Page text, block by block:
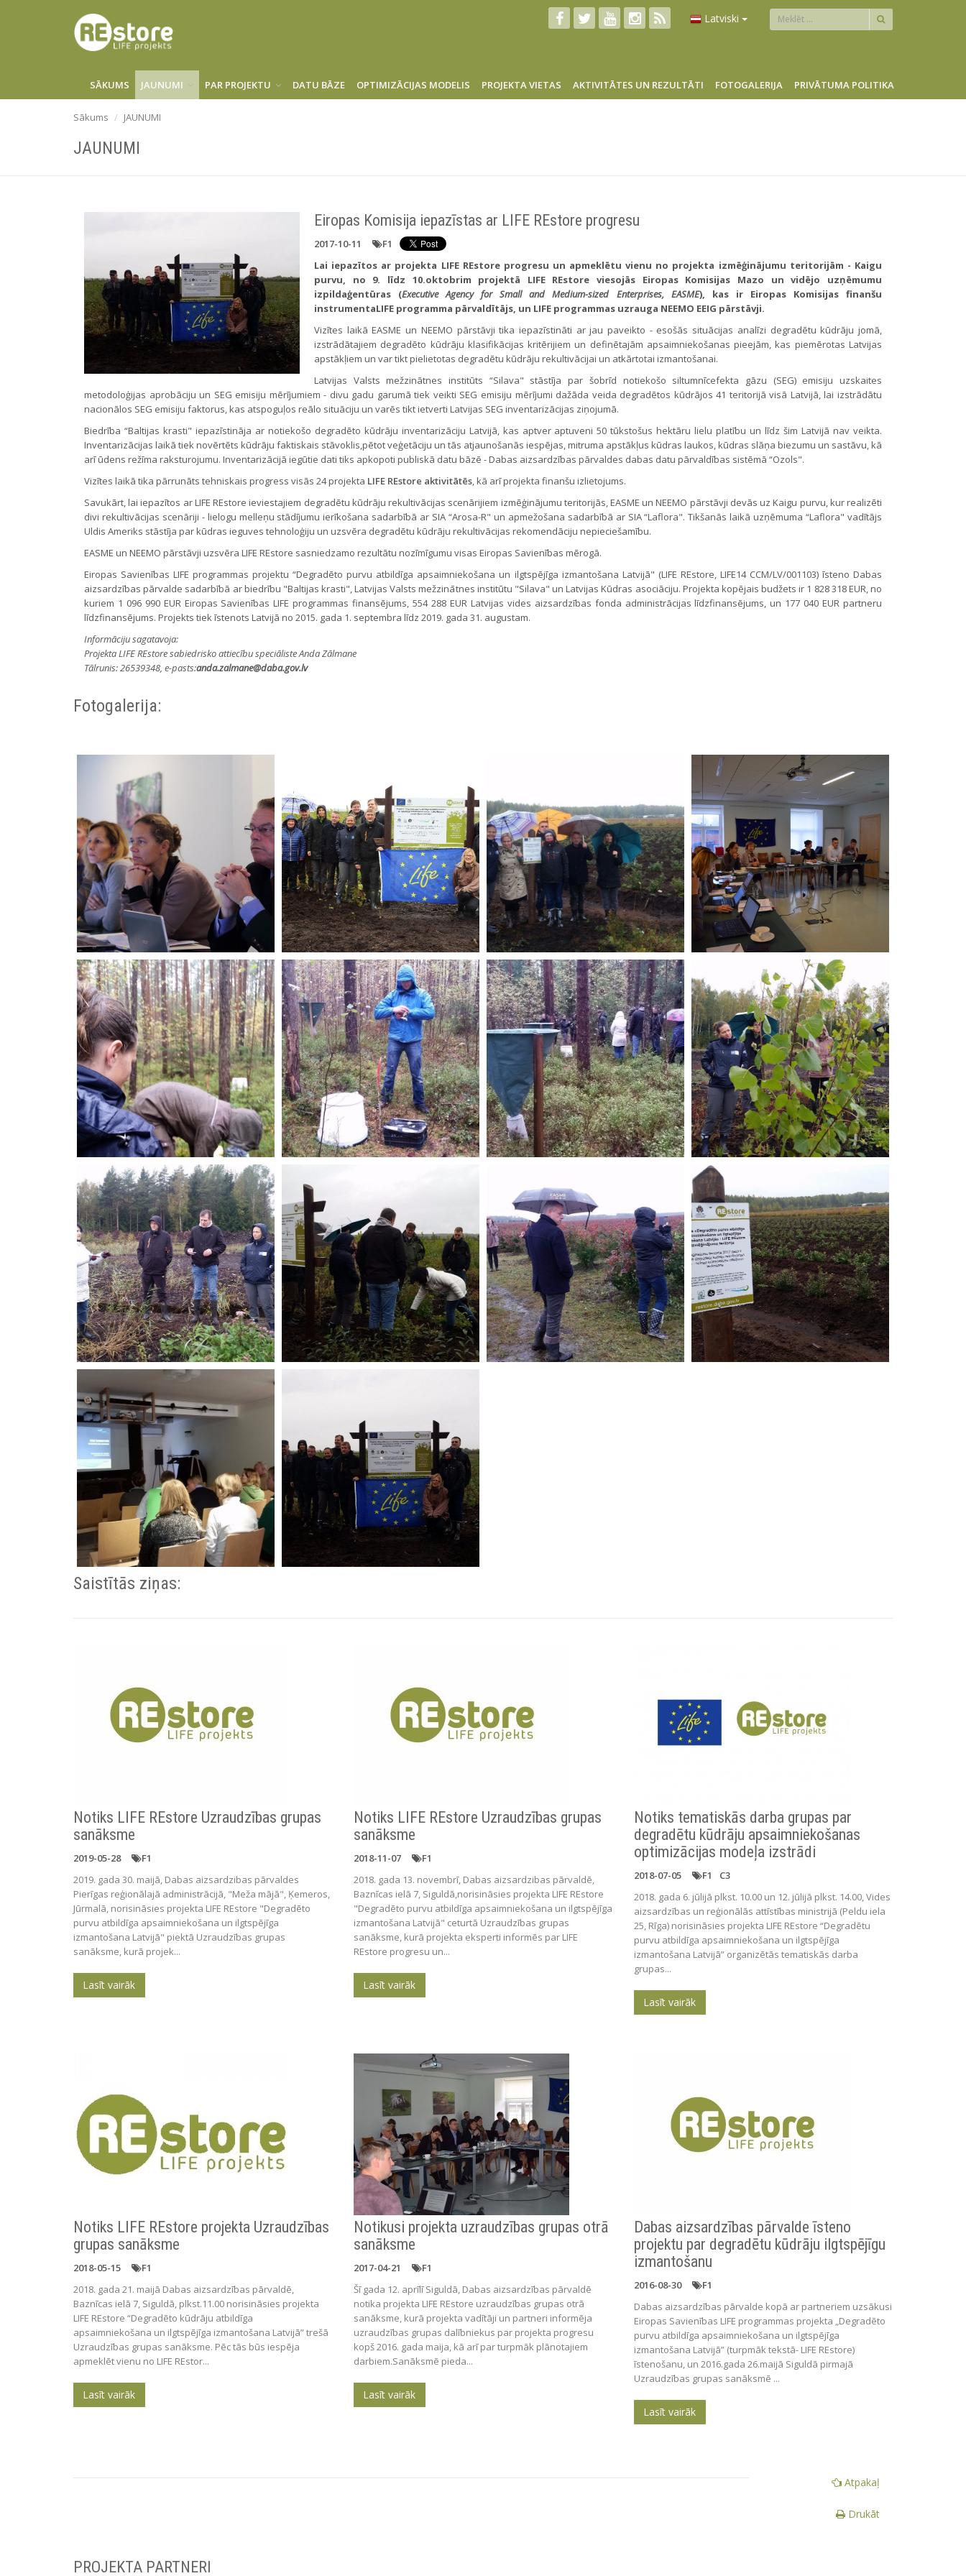
Latviski
SĀKUMS JAUNUMI PAR PROJEKTU DATU BĀZE OPTIMIZĀCIJAS MODELIS PROJEKTA VIETAS AKTIVITĀTES UN REZULTĀTI FOTOGALERIJA PRIVĀTUMA POLITIKA
Sākums JAUNUMI
JAUNUMI
Eiropas Komisija iepazīstas ar LIFE REstore progresu
2017-10-11
F1
Lai iepazītos ar projekta LIFE REstore progresu un apmeklētu vienu no projekta izmēģinājumu teritorijām - Kaigu
purvu, no 9. līdz 10.oktobrim projektā LIFE REstore viesojās Eiropas Komisijas Mazo un vidējo uzņēmumu
izpildaģentūras (Executive Agency for Small and Medium-sized Enterprises, EASME), kas ir Eiropas Komisijas finanšu
instrumentaLIFE programma pārvaldītājs, un LIFE programmas uzrauga NEEMO EEIG pārstāvji.
Vizītes laikā EASME un NEEMO pārstāvji tika iepazīstināti ar jau paveikto - esošās situācijas analīzi degradētu kūdrāju jomā,
izstrādātajiem degradēto kūdrāju klasifikācijas kritērijiem un definētajām apsaimniekošanas pieejām, kas piemērotas Latvijas
apstākļiem un var tikt pielietotas degradētu kūdrāju rekultivācijai un atkārtotai izmantošanai.
Latvijas Valsts mežzinātnes institūts “Silava" stāstīja par šobrīd notiekošo siltumnīcefekta gāzu (SEG) emisiju uzskaites
metodoloģijas aprobāciju un SEG emisiju mērījumiem - divu gadu garumā tiek veikti SEG emisiju mērījumi dažāda veida degradētos kūdrājos 41 teritorijā visā Latvijā, lai izstrādātu
nacionālos SEG emisiju faktorus, kas atspoguļos reālo situāciju un varēs tikt ietverti Latvijas SEG inventarizācijas ziņojumā.
Biedrība “Baltijas krasti" iepazīstināja ar notiekošo degradēto kūdrāju inventarizāciju Latvijā, kas aptver aptuveni 50 tūkstošus hektāru lielu platību un līdz šim Latvijā nav veikta.
Inventarizācijas laikā tiek novērtēts kūdrāju faktiskais stāvoklis,pētot veģetāciju un tās atjaunošanās iespējas, mitruma apstākļus kūdras laukos, kūdras slāņa biezumu un sastāvu, kā
arī ūdens režīma raksturojumu. Inventarizācijā iegūtie dati tiks apkopoti publiskā datu bāzē - Dabas aizsardzības pārvaldes dabas datu pārvaldības sistēmā “Ozols".
Vizītes laikā tika pārrunāts tehniskais progress visās 24 projekta LIFE REstore aktivitātēs, kā arī projekta finanšu izlietojums.
Savukārt, lai iepazītos ar LIFE REstore ieviestajiem degradētu kūdrāju rekultivācijas scenārijiem izmēģinājumu teritorijās, EASME un NEEMO pārstāvji devās uz Kaigu purvu, kur realizēti
divi rekultivācijas scenāriji - lielogu melleņu stādījumu ierīkošana sadarbībā ar SIA “Arosa-R" un apmežošana sadarbībā ar SIA “Laflora". Tikšanās laikā uzņēmuma “Laflora" vadītājs
Uldis Ameriks stāstīja par kūdras ieguves tehnoloģiju un uzsvēra degradētu kūdrāju rekultivācijas rekomendāciju nepieciešamību.
EASME un NEEMO pārstāvji uzsvēra LIFE REstore sasniedzamo rezultātu nozīmīgumu visas Eiropas Savienības mērogā.
Eiropas Savienības LIFE programmas projektu “Degradēto purvu atbildīga apsaimniekošana un ilgtspējīga izmantošana Latvijā" (LIFE REstore, LIFE14 CCM/LV/001103) īsteno Dabas
aizsardzības pārvalde sadarbībā ar biedrību "Baltijas krasti", Latvijas Valsts mežzinātnes institūtu "Silava" un Latvijas Kūdras asociāciju. Projekta kopējais budžets ir 1 828 318 EUR, no
kuriem 1 096 990 EUR Eiropas Savienības LIFE programmas finansējums, 554 288 EUR Latvijas vides aizsardzības fonda administrācijas līdzfinansējums, un 177 040 EUR partneru
līdzfinansējums. Projekts tiek īstenots Latvijā no 2015. gada 1. septembra līdz 2019. gada 31. augustam.
Informāciju sagatavoja:
Projekta LIFE REstore sabiedrisko attiecību speciāliste Anda Zālmane
Tālrunis: 26539348, e-pasts:anda.zalmane@daba.gov.lv
Fotogalerija:
Saistītās ziņas:
Notiks LIFE REstore Uzraudzības grupas
sanāksme
2019-05-28
F1
2019. gada 30. maijā, Dabas aizsardzibas pārvaldes
Pierīgas reģionālajā administrācijā, "Meža mājā", Ķemeros,
Jūrmalā, norisināsies projekta LIFE REstore "Degradēto
purvu atbildīga apsaimniekošana un ilgtspējīga
izmantošana Latvijā" piektā Uzraudzības grupas
sanāksme, kurā projek...
Lasīt vairāk
Notiks LIFE REstore Uzraudzības grupas
sanāksme
2018-11-07
F1
2018. gada 13. novembrī, Dabas aizsardzibas pārvaldē,
Baznīcas ielā 7, Siguldā,norisināsies projekta LIFE REstore
"Degradēto purvu atbildīga apsaimniekošana un ilgtspējīga
izmantošana Latvijā" ceturtā Uzraudzības grupas
sanāksme, kurā projekta eksperti informēs par LIFE
REstore progresu un...
Lasīt vairāk
Notiks tematiskās darba grupas par
degradētu kūdrāju apsaimniekošanas
optimizācijas modeļa izstrādi
2018-07-05 F1
C3
2018. gada 6. jūlijā plkst. 10.00 un 12. jūlijā plkst. 14.00, Vides
aizsardzības un reģionālās attīstības ministrijā (Peldu iela
25, Rīga) norisināsies projekta LIFE REstore “Degradētu
purvu atbildīga apsaimniekošana un ilgtspējīga
izmantošana Latvijā” organizētās tematiskās darba
grupas...
Lasīt vairāk
Notiks LIFE REstore projekta Uzraudzības
grupas sanāksme
2018-05-15
F1
2018. gada 21. maijā Dabas aizsardzības pārvaldē,
Baznīcas ielā 7, Siguldā, plkst.11.00 norisināsies projekta
LIFE REstore “Degradēto kūdrāju atbildīga
apsaimniekošana un ilgtspējīga izmantošana Latvijā” trešā
Uzraudzības grupas sanāksme. Pēc tās būs iespēja
apmeklēt vienu no LIFE REstor...
Lasīt vairāk
Notikusi projekta uzraudzības grupas otrā
sanāksme
2017-04-21
F1
Šī gada 12. aprīlī Siguldā, Dabas aizsardzības pārvaldē
notika projekta LIFE REstore uzraudzības grupas otrā
sanāksme, kurā projekta vadītāji un partneri informēja
uzraudzības grupas dalībniekus par projekta progresu
kopš 2016. gada maija, kā arī par turpmāk plānotajiem
darbiem.Sanāksmē pieda...
Lasīt vairāk
Dabas aizsardzības pārvalde īsteno
projektu par degradētu kūdrāju ilgtspējīgu
izmantošanu
2016-08-30
F1
Dabas aizsardzības pārvalde kopā ar partneriem uzsākusi
Eiropas Savienības LIFE programmas projekta „Degradēto
purvu atbildīga apsaimniekošana un ilgtspējīga
izmantošana Latvijā” (turpmāk tekstā- LIFE REstore)
īstenošanu, un 2016.gada 26.maijā Siguldā pirmajā
Uzraudzības grupas sanāksmē ...
Lasīt vairāk
Atpakaļ
Drukāt
PROJEKTA PARTNERI